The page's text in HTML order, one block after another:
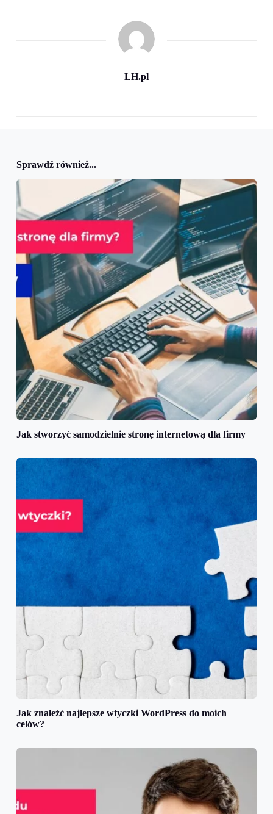
LH.pl
Sprawdź również...
Jak stworzyć samodzielnie stronę internetową dla firmy
Jak znaleźć najlepsze wtyczki WordPress do moich
celów?